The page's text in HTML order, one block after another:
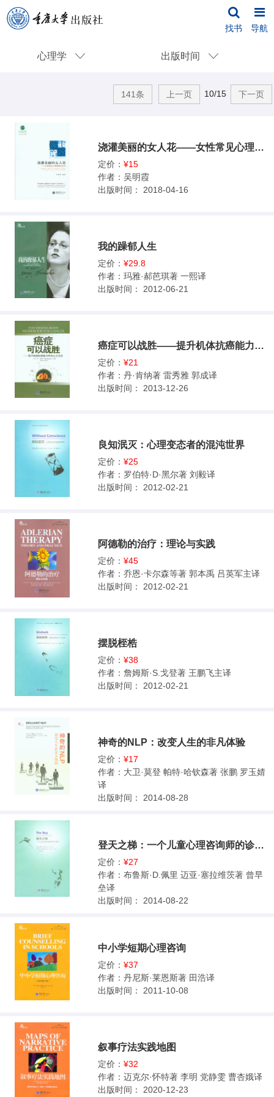
找书 导航
心理学 出版时间
141条 上一页 10/15 下一页
浇灌美丽的女人花——女性常见心理困惑及应对
定价： ¥15
作者： 吴明霞
出版时间：
2018-04-16
我的躁郁人生
定价： ¥29.8
作者： 玛雅·郝芭琪著 一熙译
出版时间：
2012-06-21
癌症可以战胜——提升机体抗癌能力的身心灵方法
定价： ¥21
作者： 丹·肯纳著 雷秀雅 郭成译
出版时间：
2013-12-26
良知泯灭：心理变态者的混沌世界
定价： ¥25
作者： 罗伯特·D·黑尔著 刘毅译
出版时间：
2012-02-21
阿德勒的治疗：理论与实践
定价： ¥45
作者： 乔恩·卡尔森等著 郭本禹 吕英军主译
出版时间：
2012-02-21
摆脱桎梏
定价： ¥38
作者： 詹姆斯·S.戈登著 王鹏飞主译
出版时间：
2012-02-21
神奇的NLP：改变人生的非凡体验
定价： ¥17
作者： 大卫·莫登 帕特·哈钦森著 张鹏 罗玉婧
译
出版时间：
2014-08-28
登天之梯：一个儿童心理咨询师的诊疗笔记
定价： ¥27
作者： 布鲁斯·D.佩里 迈亚·塞拉维茨著 曾早
垒译
出版时间：
2014-08-22
中小学短期心理咨询
定价： ¥37
作者： 丹尼斯·莱恩斯著 田浩译
出版时间：
2011-10-08
叙事疗法实践地图
定价： ¥32
作者： 迈克尔·怀特著 李明 党静雯 曹杏娥译
出版时间：
2020-12-23